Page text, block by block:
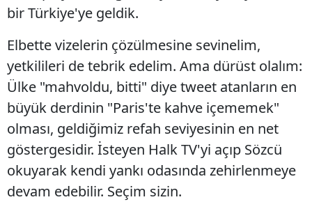
bir Türkiye'ye geldik.
Elbette vizelerin çözülmesine sevinelim,
yetkilileri de tebrik edelim. Ama dürüst olalım:
Ülke "mahvoldu, bitti" diye tweet atanların en
büyük derdinin "Paris'te kahve içememek"
olması, geldiğimiz refah seviyesinin en net
göstergesidir. İsteyen Halk TV'yi açıp Sözcü
okuyarak kendi yankı odasında zehirlenmeye
devam edebilir. Seçim sizin.